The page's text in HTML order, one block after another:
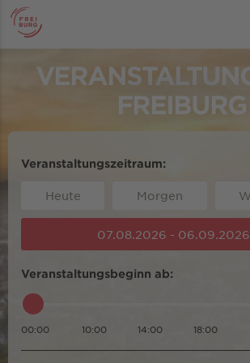
FREIBURG
Veranstaltungszeitraum:
Heute Morgen
07.08.2026 - 06.09.2026
Veranstaltungsbeginn ab:
00:00 10:00 14:00 18:00